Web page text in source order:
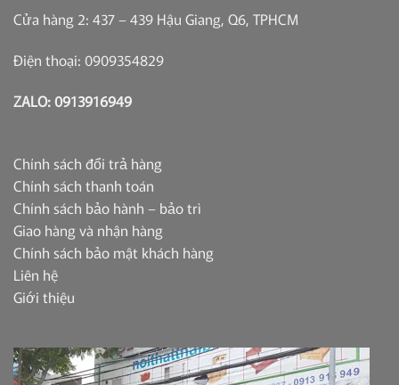
Cửa hàng 2: 437 – 439 Hậu Giang, Q6, TPHCM
Điện thoại: 0909354829
ZALO: 0913916949
Chính sách đổi trả hàng
Chính sách thanh toán
Chính sách bảo hành – bảo trì
Giao hàng và nhận hàng
Chính sách bảo mật khách hàng
Liên hệ
Giới thiệu